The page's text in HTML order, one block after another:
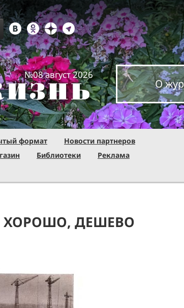
№08 август 2026
О
формат
Новости партнеров
Библиотеки
Реклама
ХОРОШО, ДЕШЕВО